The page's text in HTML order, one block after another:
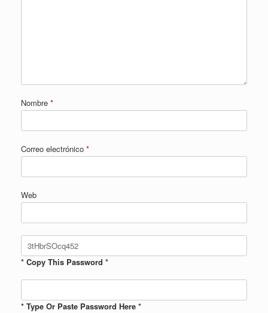
Nombre *
Correo electrónico *
Web
* Copy This Password *
* Type Or Paste Password Here *